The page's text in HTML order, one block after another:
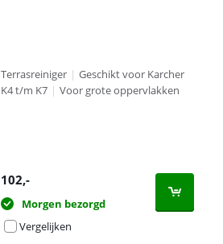
Terrasreiniger | Geschikt voor Karcher
K4 t/m K7 | Voor grote oppervlakken
102,-
Morgen bezorgd
Vergelijken